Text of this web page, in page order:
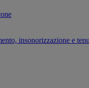
insonorizzazione e